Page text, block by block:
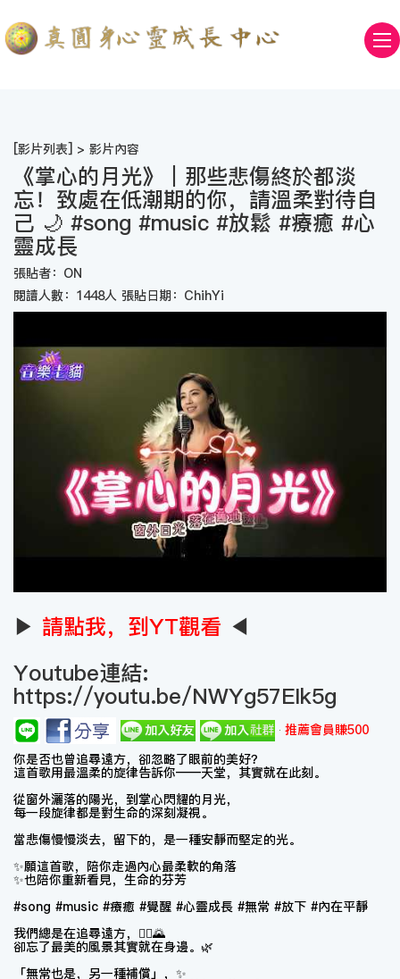
[影片列表] > 影片內容
《掌心的月光》｜那些悲傷終於都淡
忘！致處在低潮期的你，請溫柔對待自
己 🌙 #song #music #放鬆 #療癒 #心
靈成長
張貼者：ON
閱讀人數：1448人 張貼日期：ChihYi
▶ 請點我，到YT觀看 ◀
Youtube連結:
https://youtu.be/NWYg57EIk5g
推薦會員賺500
你是否也曾追尋遠方，卻忽略了眼前的美好？
這首歌用最溫柔的旋律告訴你——天堂，其實就在此刻。
從窗外灑落的陽光，到掌心閃耀的月光，
每一段旋律都是對生命的深刻凝視。
當悲傷慢慢淡去，留下的，是一種安靜而堅定的光。
✨願這首歌，陪你走過內心最柔軟的角落
✨也陪你重新看見，生命的芬芳
#song #music #療癒 #覺醒 #心靈成長 #無常 #放下 #內在平靜
我們總是在追尋遠方，🚶‍♂️🌄
卻忘了最美的風景其實就在身邊。🌿
「無常也是，另一種補償」，✨